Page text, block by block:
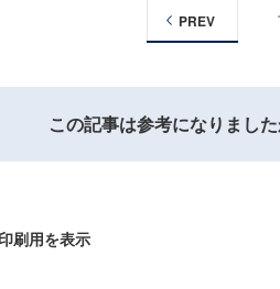
PREV
この記事は参考になりまし
印刷用を表示